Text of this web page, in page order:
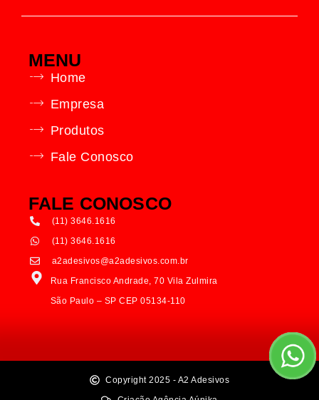
MENU
Home
Empresa
Produtos
Fale Conosco
FALE CONOSCO
(11) 3646.1616
(11) 3646.1616
a2adesivos@a2adesivos.com.br
Rua Francisco Andrade, 70 Vila Zulmira
São Paulo – SP CEP 05134-110
Copyright 2025 - A2 Adesivos